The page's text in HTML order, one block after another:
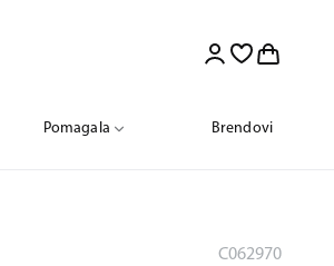
Pomagala Brendovi
C062970